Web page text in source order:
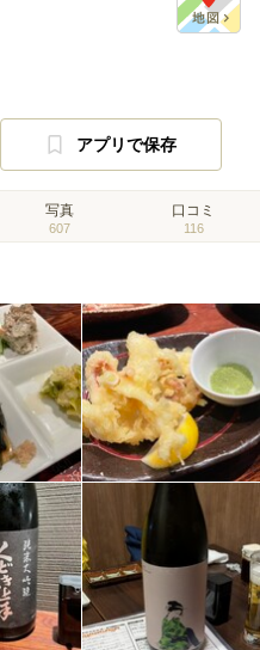
アプリで保存
写真
607
口コミ
116